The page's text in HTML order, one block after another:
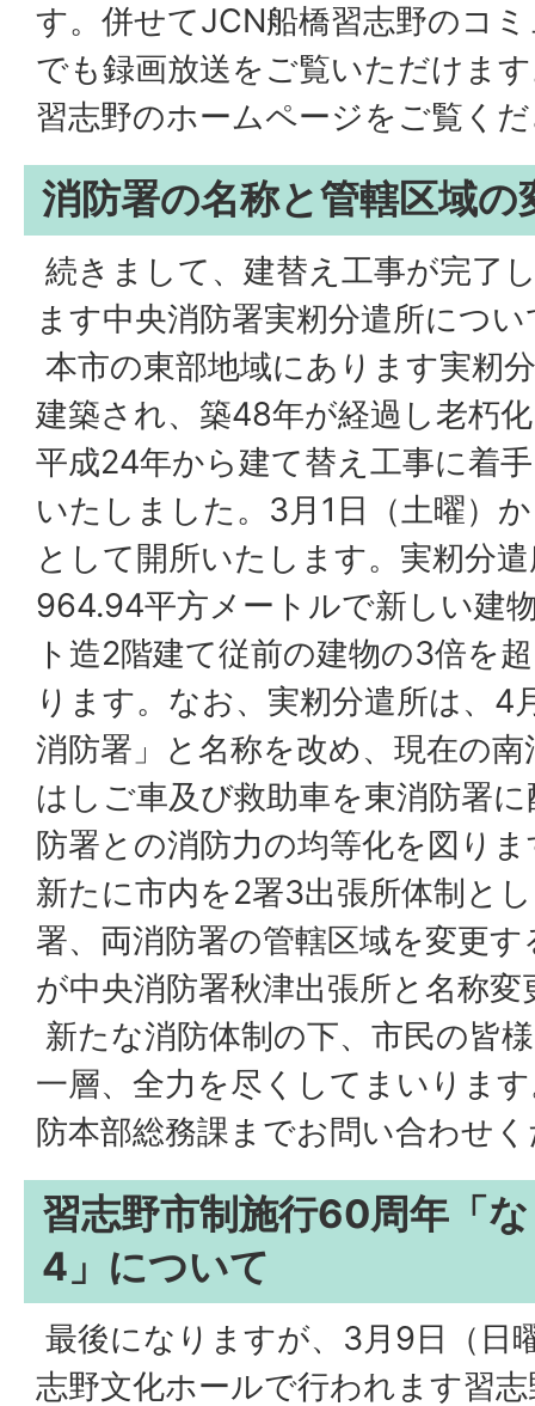
す。併せてJCN船橋習志野のコ
でも録画放送をご覧いただけま
習志野のホームページをご覧く
消防署の名称と管轄区域の
続きまして、建替え工事が完了
ます中央消防署実籾分遣所につ
本市の東部地域にあります実籾
建築され、築48年が経過し老朽
平成24年から建て替え工事に着
いたしました。3月1日（土曜）
として開所いたします。実籾分
964.94平方メートルで新しい建
ト造2階建て従前の建物の3倍を
ります。なお、実籾分遣所は、4
消防署」と名称を改め、現在の
はしご車及び救助車を東消防署
防署との消防力の均等化を図り
新たに市内を2署3出張所体制と
署、両消防署の管轄区域を変更
が中央消防署秋津出張所と名称
新たな消防体制の下、市民の皆
一層、全力を尽くしてまいりま
防本部総務課までお問い合わせ
習志野市制施行60周年「な
4」について
最後になりますが、3月9日（日
志野文化ホールで行われます習